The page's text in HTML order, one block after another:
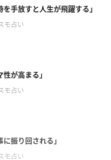
手放すと人生が飛躍する」
モ占い
が高まる」
モ占い
振り回される」
モ占い